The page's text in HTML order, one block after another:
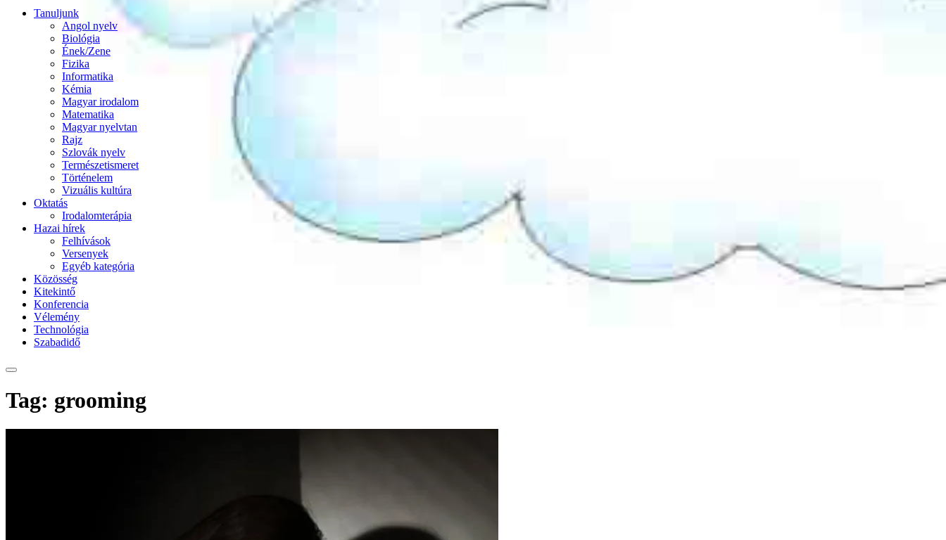
Tanuljunk
Angol nyelv
Biológia
Ének/Zene
Fizika
Informatika
Kémia
Magyar irodalom
Matematika
Magyar nyelvtan
Rajz
Szlovák nyelv
Természetismeret
Történelem
Vizuális kultúra
Oktatás
Irodalomterápia
Hazai hírek
Felhívások
Versenyek
Egyéb kategória
Közösség
Kitekintő
Konferencia
Vélemény
Technológia
Szabadidő
Tag: grooming